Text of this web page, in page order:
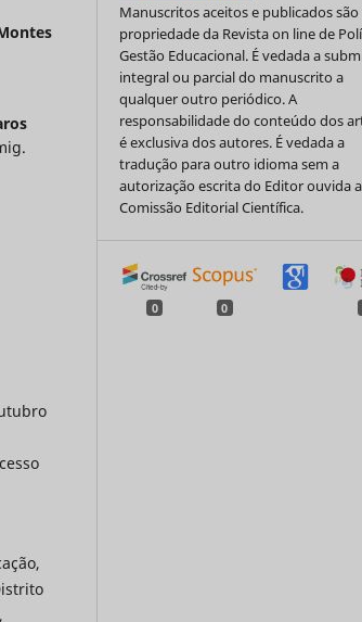
Manuscritos aceitos e publicados são
propriedade da Revista on line de
Gestão Educacional. É vedada a
integral ou parcial do manuscrito a
qualquer outro periódico. A
responsabilidade do conteúdo dos
é exclusiva dos autores. É vedada a
tradução para outro idioma sem a
autorização escrita do Editor ouvida a
Comissão Editorial Científica.
0 0